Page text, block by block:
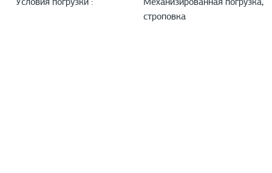
Условия погрузки :
Механизированная погрузка,
строповка